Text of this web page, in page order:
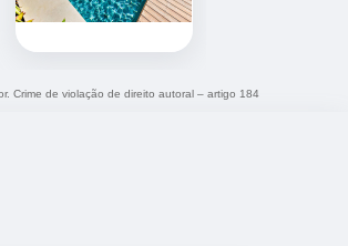
Crime de violação de direito autoral – artigo 184